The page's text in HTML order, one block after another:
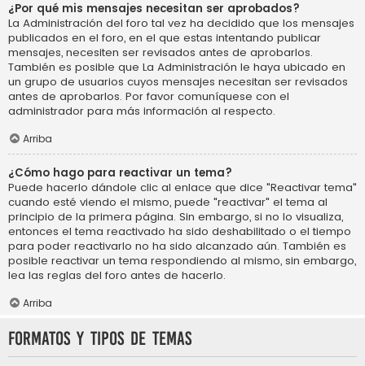
¿Por qué mis mensajes necesitan ser aprobados?
La Administración del foro tal vez ha decidido que los mensajes
publicados en el foro, en el que estas intentando publicar
mensajes, necesiten ser revisados antes de aprobarlos.
También es posible que La Administración le haya ubicado en
un grupo de usuarios cuyos mensajes necesitan ser revisados
antes de aprobarlos. Por favor comuníquese con el
administrador para más información al respecto.
Arriba
¿Cómo hago para reactivar un tema?
Puede hacerlo dándole clic al enlace que dice "Reactivar tema"
cuando esté viendo el mismo, puede "reactivar" el tema al
principio de la primera página. Sin embargo, si no lo visualiza,
entonces el tema reactivado ha sido deshabilitado o el tiempo
para poder reactivarlo no ha sido alcanzado aún. También es
posible reactivar un tema respondiendo al mismo, sin embargo,
lea las reglas del foro antes de hacerlo.
Arriba
Formatos y tipos de temas